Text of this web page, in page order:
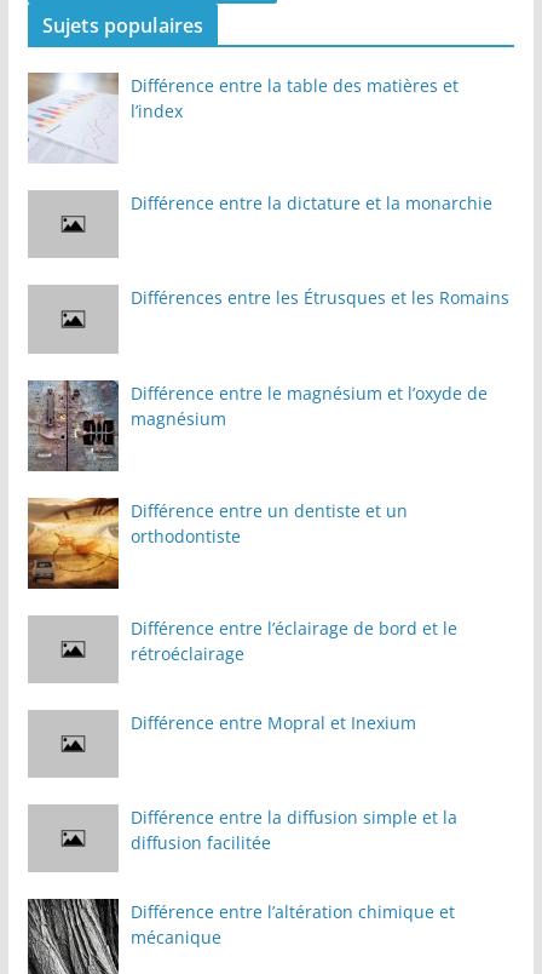
Sujets populaires
Différence entre la table des matières et
l’index
Différence entre la dictature et la monarchie
Différences entre les Étrusques et les Romains
Différence entre le magnésium et l’oxyde de
magnésium
Différence entre un dentiste et un
orthodontiste
Différence entre l’éclairage de bord et le
rétroéclairage
Différence entre Mopral et Inexium
Différence entre la diffusion simple et la
diffusion facilitée
Différence entre l’altération chimique et
mécanique